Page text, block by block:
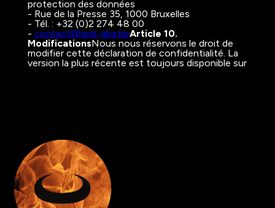
protection des données
- Rue de la Presse 35, 1000 Bruxelles
- Tél. : +32 (0)2 274 48 00
- contact@apd-gba.beArticle 10.
ModificationsNous nous réservons le droit de
modifier cette déclaration de confidentialité. La
version la plus récente est toujours disponible sur